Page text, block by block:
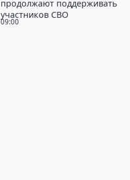
09:00
продолжают поддерживать
участников СВО